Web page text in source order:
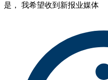
是， 我希望收到新报业媒体